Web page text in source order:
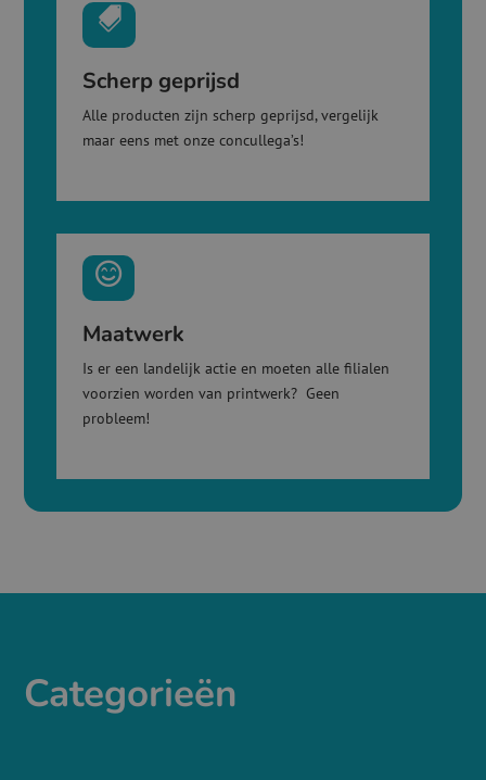

Scherp geprijsd
Alle producten zijn scherp geprijsd, vergelijk
maar eens met onze concullega’s!

Maatwerk
Is er een landelijk actie en moeten alle filialen
voorzien worden van printwerk? Geen
probleem!
Categorieën